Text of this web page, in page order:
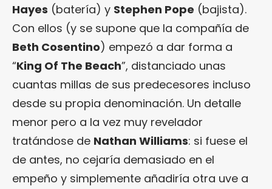
Hayes (batería) y Stephen Pope (bajista).
Con ellos (y se supone que la compañía de
Beth Cosentino) empezó a dar forma a
“King Of The Beach”, distanciado unas
cuantas millas de sus predecesores incluso
desde su propia denominación. Un detalle
menor pero a la vez muy revelador
tratándose de Nathan Williams: si fuese el
de antes, no cejaría demasiado en el
empeño y simplemente añadiría otra uve a